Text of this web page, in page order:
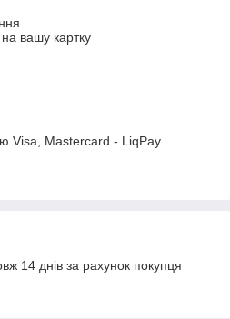
вашу картку
Visa, Mastercard - LiqPay
14 днів за рахунок покупця